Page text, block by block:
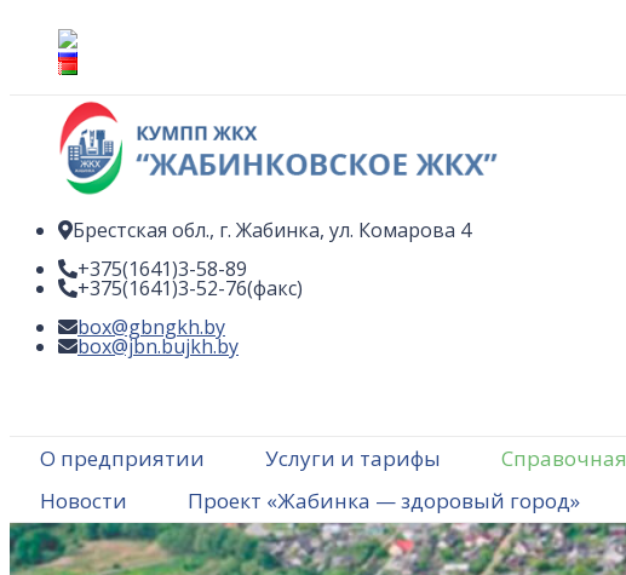
содержимому
Брестская обл., г. Жабинка, ул. Комарова 4
+375(1641)3-58-89
+375(1641)3-52-76(факс)
box@gbngkh.by
box@jbn.bujkh.by
О предприятии Услуги и тарифы Справочная
Новости
Проект «Жабинка — здоровый город»